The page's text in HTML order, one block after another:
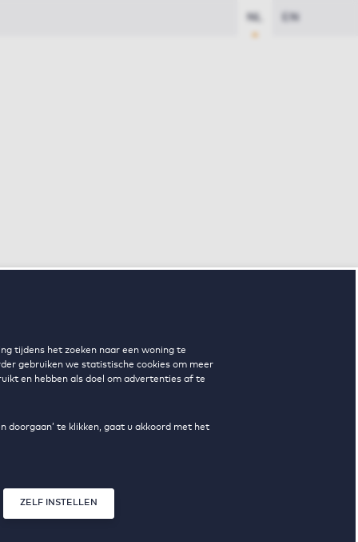
tijdens het zoeken naar een woning te
gebruiken we statistische cookies om meer
en hebben als doel om advertenties af te
doorgaan’ te klikken, gaat u akkoord met het
ZELF INSTELLEN
NL EN